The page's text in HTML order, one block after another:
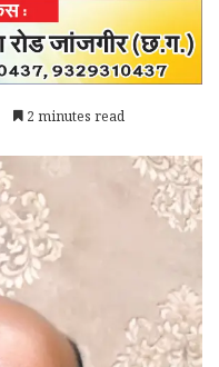
2 minutes read